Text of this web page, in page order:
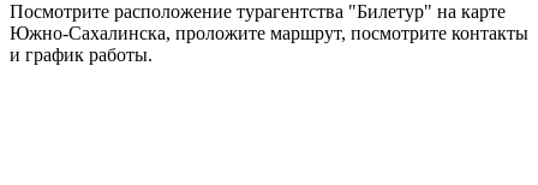
Посмотрите расположение турагентства "Билетур" на карте
Южно-Сахалинска, проложите маршрут, посмотрите контакты
и график работы.